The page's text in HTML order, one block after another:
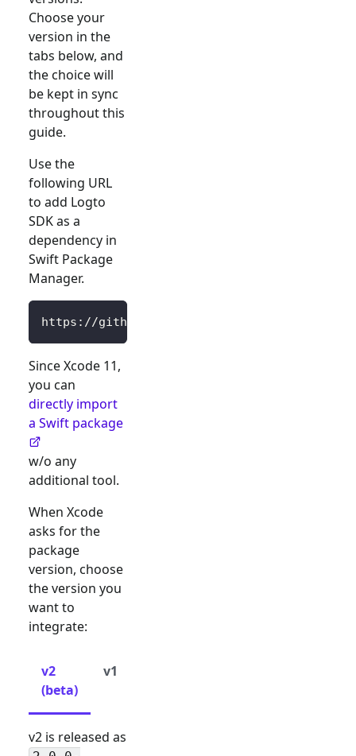
Choose your
version in the
tabs below, and
the choice will
be kept in sync
throughout this
guide.
Use the
following URL
to add Logto
SDK as a
dependency in
Swift Package
Manager.
https://github.com/logto-io/swift.git
Since Xcode 11,
you can
directly import
a Swift package
w/o any
additional tool.
When Xcode
asks for the
package
version, choose
the version you
want to
integrate:
v2
(beta)
v1
v2 is released as